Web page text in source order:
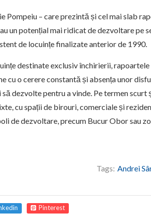
Pompeiu – care prezintă și cel mai slab
un potențial mai ridicat de dezvoltare pe
de locuințe finalizate anterior de 1990.
destinate exclusiv închirierii,
cu o cerere constantă și absența unor
dezvolte pentru a vinde. Pe termen scurt
cu spații de birouri, comerciale și
de dezvoltare, precum Bucur Obor sau
Tags: Andrei
Pinterest